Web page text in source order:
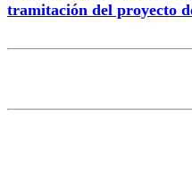
tramitación del proyecto